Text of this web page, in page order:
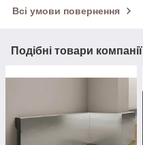
Всі умови повернення
Подібні товари компанії